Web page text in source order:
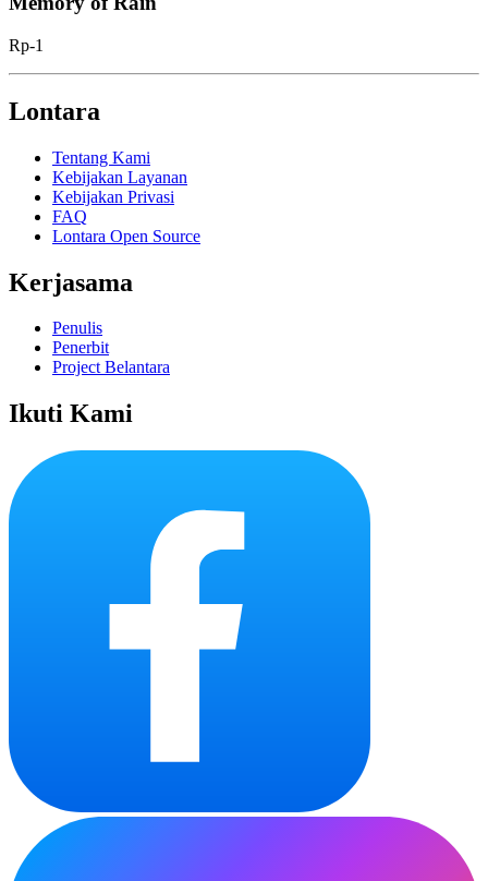
Rp-1
Lontara
Tentang Kami
Kebijakan Layanan
Kebijakan Privasi
FAQ
Lontara Open Source
Kerjasama
Penulis
Penerbit
Project Belantara
Ikuti Kami